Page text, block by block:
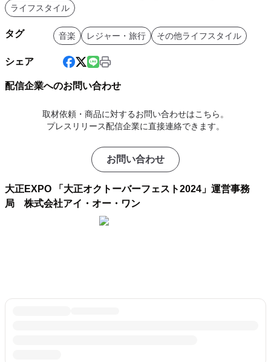
ライフスタイル
タグ 音楽 レジャー・旅行 その他ライフスタイル
シェア
配信企業へのお問い合わせ
取材依頼・商品に対するお問い合わせはこちら。
プレスリリース配信企業に直接連絡できます。
お問い合わせ
大正EXPO 「大正オクトーバーフェスト2024」運営事務
局 株式会社アイ・オー・ワン